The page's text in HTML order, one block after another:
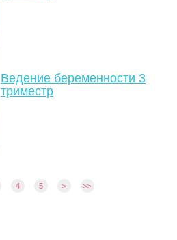
Ведение беременности 3
триместр
4 5 > >>